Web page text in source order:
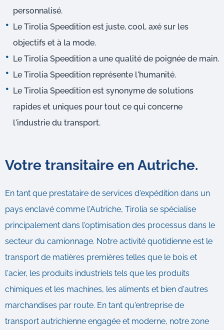
personnalisé.
Le Tirolia Speedition est juste, cool, axé sur les
objectifs et à la mode.
Le Tirolia Speedition a une qualité de poignée de main.
Le Tirolia Speedition représente l'humanité.
Le Tirolia Speedition est synonyme de solutions
rapides et uniques pour tout ce qui concerne
l'industrie du transport.
Votre transitaire en Autriche.
En tant que prestataire de services d'expédition dans un
pays enclavé comme l'Autriche, Tirolia se spécialise
principalement dans l'optimisation des processus dans le
secteur du camionnage. Notre activité quotidienne est le
transport de matières premières telles que le bois et
l'acier, les produits industriels tels que les produits
chimiques et les machines, les aliments et bien d'autres
marchandises par route. En tant qu'entreprise de
transport autrichienne engagée et moderne, notre zone